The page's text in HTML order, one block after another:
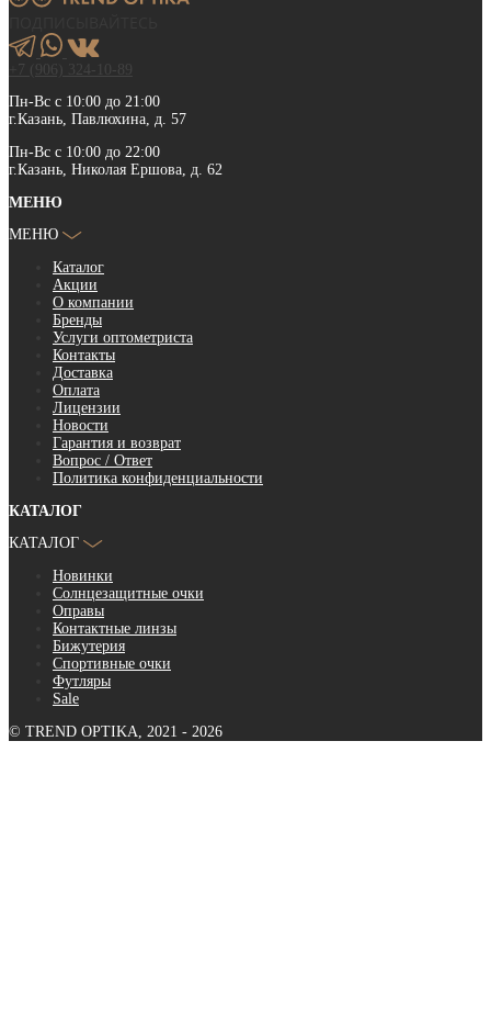
+7 (906) 324-10-89
Пн-Вс с 10:00 до 21:00
г.Казань, Павлюхина, д. 57
Пн-Вс с 10:00 до 22:00
г.Казань, Николая Ершова, д. 62
МЕНЮ
МЕНЮ
Каталог
Акции
О компании
Бренды
Услуги оптометриста
Контакты
Доставка
Оплата
Лицензии
Новости
Гарантия и возврат
Вопрос / Ответ
Политика конфиденциальности
КАТАЛОГ
КАТАЛОГ
Новинки
Солнцезащитные очки
Оправы
Контактные линзы
Бижутерия
Спортивные очки
Футляры
Sale
© TREND OPTIKA, 2021 - 2026